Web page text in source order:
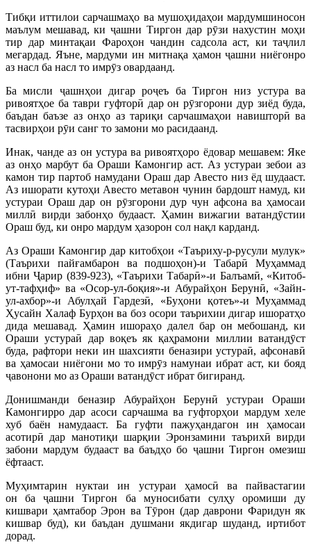
Тибқи иттилои сарчашмаҳо ва мушоҳидаҳои мардумшиносон
маълум мешавад, ки ҷашни Тиргон дар рӯзи нахустин моҳи
тир дар минтақаи Фароҳон чандин садсола аст, ки таҷлил
мегардад. Яъне, мардуми ин митнақа ҳамон ҷашни ниёгонро
аз насл ба насл то имрӯз овардаанд.
Ба мисли ҷашнҳои дигар роҷеъ ба Тиргон низ устура ва
ривоятҳое ба таври гуфторӣ дар он рӯзгорони дур зиёд буда,
баъдан баъзе аз онҳо аз тариқи сарчашмаҳои навишторӣ ва
тасвирҳои рӯи санг то замони мо расидаанд.
Инак, чанде аз он устура ва ривоятҳоро ёдовар мешавем: Яке
аз онҳо марбут ба Ораши Камонгир аст. Аз устураи зебои аз
камон тир партоб намудани Ораш дар Авесто низ ёд шудааст.
Аз ишорати кутоҳи Авесто метавон чунин бардошт намуд, ки
устураи Ораш дар он рӯзгорони дур чун афсона ва ҳамосаи
миллӣ вирди забонҳо будааст. Ҳамин вижагии ватандӯстии
Ораш буд, ки онро мардум ҳазорон сол нақл карданд.
Аз Ораши Камонгир дар китобҳои «Таъриху-р-русули мулук»
(Таърихи пайғамбарон ва подшоҳон)-и Табарӣ Муҳаммад
ибни Ҷарир (839-923), «Таърихи Табарӣ»-и Балъамӣ, «Китоб-
ут-тафҳиф» ва «Осор-ул-боқия»-и Абурайҳон Берунӣ, «Зайн-
ул-ахбор»-и Абулҳай Гардезӣ, «Буҳони қотеъ»-и Муҳаммад
Ҳусайн Халаф Бурҳон ва боз осори таърихии дигар ишоратҳо
дида мешавад. Ҳамин ишораҳо далел бар он мебошанд, ки
Ораши устураӣ дар воқеъ як қаҳрамони миллии ватандӯст
буда, рафтори неки ин шахсияти беназири устураӣ, афсонавӣ
ва ҳамосаи ниёгони мо то имрӯз намунаи ибрат аст, ки бояд
ҷавонони мо аз Ораши ватандӯст ибрат бигиранд.
Донишманди беназир Абурайҳон Берунӣ устураи Ораши
Камонгирро дар асоси сарчашма ва гуфторҳои мардум хеле
хуб баён намудааст. Ба гуфти пажуҳандагон ин ҳамосаи
асотирӣ дар манотиқи шарқии Эронзамини таърихӣ вирди
забони мардум будааст ва баъдҳо бо ҷашни Тиргон омезиш
ёфтааст.
Муҳимтарин нуктаи ин устураи ҳамосӣ ва пайвастагии
он ба ҷашни Тиргон ба муносибати сулҳу оромиши ду
кишвари ҳамтабор Эрон ва Тӯрон (дар даврони Фаридун як
кишвар буд), ки баъдан душмани якдигар шуданд, иртибот
дорад.